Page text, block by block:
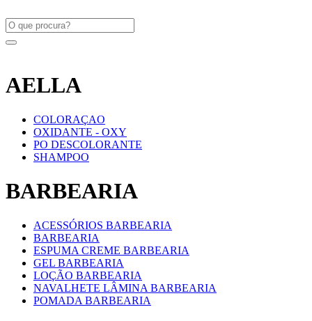
AELLA
COLORAÇAO
OXIDANTE - OXY
PO DESCOLORANTE
SHAMPOO
BARBEARIA
ACESSÓRIOS BARBEARIA
BARBEARIA
ESPUMA CREME BARBEARIA
GEL BARBEARIA
LOÇÃO BARBEARIA
NAVALHETE LÂMINA BARBEARIA
POMADA BARBEARIA